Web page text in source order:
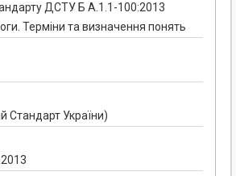
ДСТУ Б А.1.1-100:2013
Терміни та визначення понять
України)